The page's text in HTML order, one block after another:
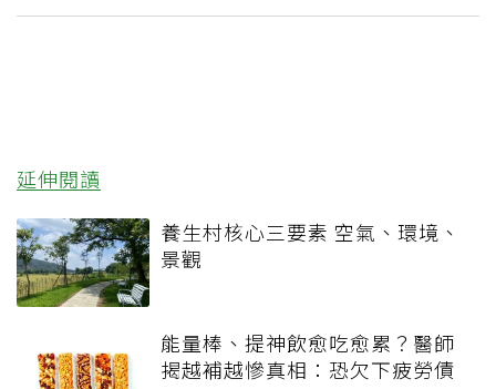
延伸閱讀
養生村核心三要素 空氣、環境、
景觀
能量棒、提神飲愈吃愈累？醫師
揭越補越慘真相：恐欠下疲勞債